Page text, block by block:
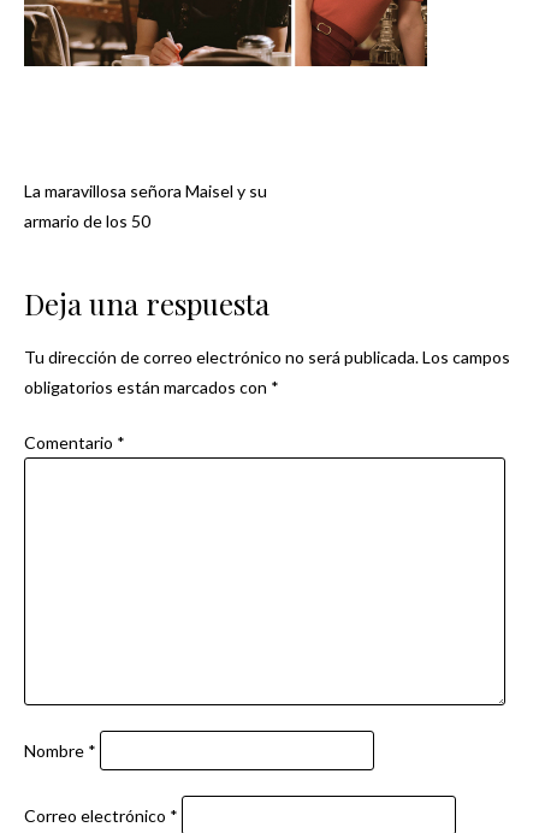
Navegación
La maravillosa señora Maisel y su
armario de los 50
Deja una respuesta
Tu dirección de correo electrónico no será publicada.Los campos
obligatorios están marcados con *
Comentario *
Nombre *
Correo electrónico *